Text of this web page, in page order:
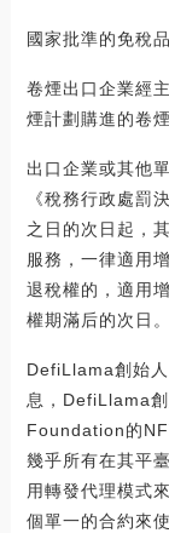
國家批準的免稅
卷煙出口企業經
煙計劃購進的卷煙
出口企業或其他
《稅務行政處罰
之日的次日起，
服務，一律適用
退稅權的，適用
權期滿后的次日。
DefiLlama創始
息，DefiLlama
Foundation的
幾乎所有在其平
用轉發代理模式
個單一的合約來